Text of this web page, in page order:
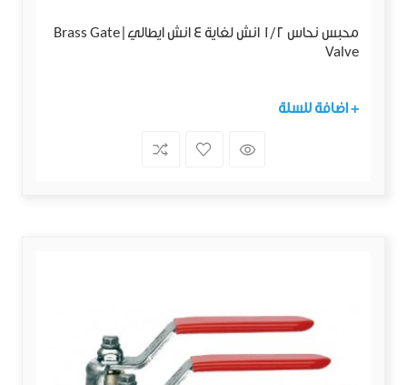
محبس نحاس 1/2 انش لغاية 4 انش ايطالي|Brass Gate
Valve
+ اضافة للسلة